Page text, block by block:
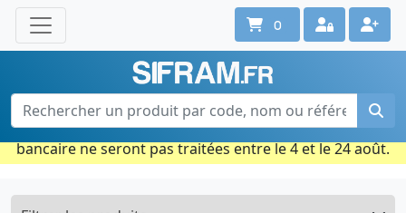
Une question ? Un conseil ?
Contactez-nous au 02 40 92 17 71
Ouvert du lun. au vend. de 08h à 18h
Période estivale : Les commandes prises par carte
bancaire ne seront pas traitées entre le 4 et le 24 août.
0